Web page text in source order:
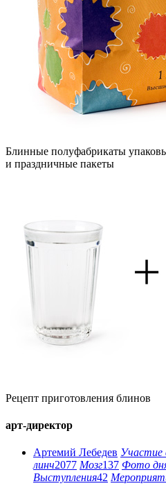
Блинные полуфабрикаты
и праздничные пакеты
Рецепт приготовления блинов
арт-директор
Артемий Лебедев Участие
линч2077 Мозг137 Фото
Выступления42